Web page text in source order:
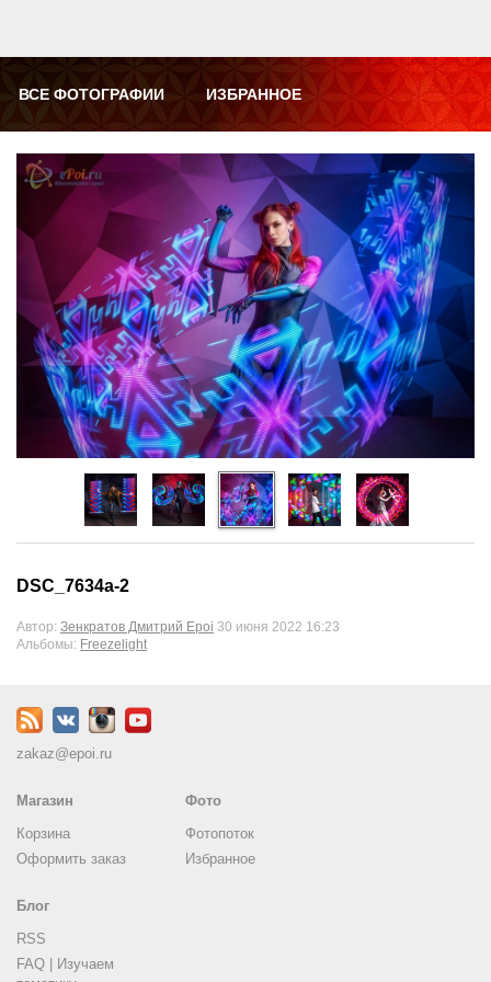
ВСЕ ФОТОГРАФИИ ИЗБРАННОЕ
DSC_7634a-2
Автор: Зенкратов Дмитрий Epoi 30 июня 2022 16:23
Альбомы: Freezelight
zakaz@epoi.ru
Магазин
Корзина
Оформить заказ
Фото
Фотопоток
Избранное
Блог
RSS
FAQ | Изучаем